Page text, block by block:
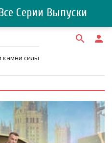
Серии Выпуски
search person
камни силы